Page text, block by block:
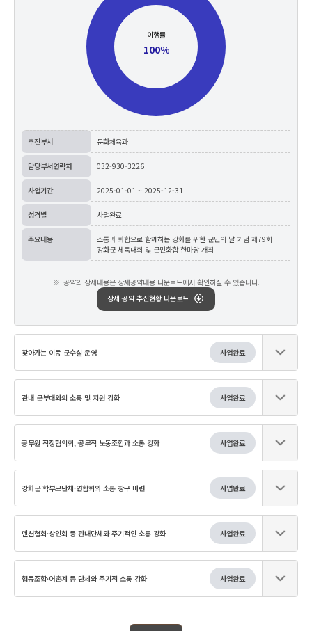
이행률
100%
추진부서 문화체육과
담당부서연락처 032-930-3226
사업기간 2025-01-01 ~ 2025-12-31
성격별 사업완료
주요내용
소통과 화합으로 함께하는 강화를 위한 군민의 날 기념 제79회
강화군 체육대회 및 군민화합 한마당 개최
공약의 상세내용은 상세공약내용 다운로드에서 확인하실 수 있습니다.
상세 공약 추진현황 다운로드
찾아가는 이동 군수실 운영 사업완료
관내 군부대와의 소통 및 지원 강화 사업완료
공무원 직장협의회, 공무직 노동조합과 소통 강화 사업완료
강화군 학부모단체·연합회와 소통 창구 마련 사업완료
펜션협회·상인회 등 관내단체와 주기적인 소통 강화 사업완료
협동조합·어촌계 등 단체와 주기적 소통 강화 사업완료